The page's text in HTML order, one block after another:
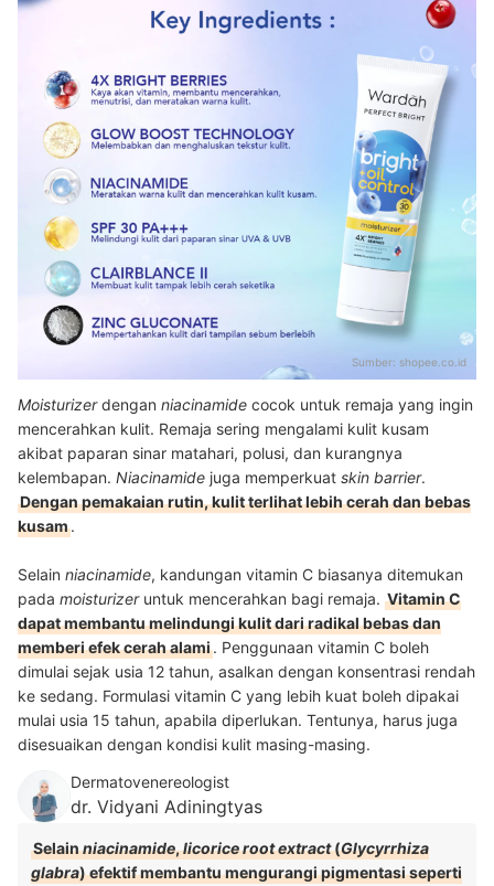
Sumber: shopee.co.id
Moisturizerdengan niacinamide cocok untuk remaja yang ingin
mencerahkan kulit. Remaja sering mengalami kulit kusam
akibat paparan sinar matahari, polusi, dan kurangnya
kelembapan. Niacinamide juga memperkuat skin barrier.
Dengan pemakaian rutin, kulit terlihat lebih cerah dan bebas
kusam.
Selain niacinamide, kandungan vitamin C biasanya ditemukan
pada moisturizeruntuk mencerahkan bagi remaja. Vitamin C
dapat membantu melindungi kulit dari radikal bebas dan
memberi efek cerah alami. Penggunaan vitamin C boleh
dimulai sejak usia 12 tahun, asalkan dengan konsentrasi rendah
ke sedang. Formulasi vitamin C yang lebih kuat boleh dipakai
mulai usia 15 tahun, apabila diperlukan. Tentunya, harus juga
disesuaikan dengan kondisi kulit masing-masing.
Dermatovenereologist
dr. Vidyani Adiningtyas
Selainniacinamide,licorice root extract(Glycyrrhiza
glabra) efektif membantu mengurangi pigmentasi seperti